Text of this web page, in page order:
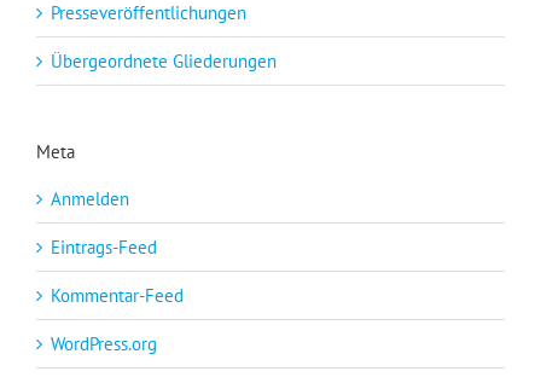
Presseveröffentlichungen
Übergeordnete Gliederungen
Meta
Anmelden
Eintrags-Feed
Kommentar-Feed
WordPress.org